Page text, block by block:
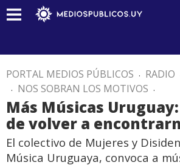
PORTAL MEDIOS PÚBLICOS . RADIO
. NOS SOBRAN LOS MOTIVOS .
Más Músicas
de volver a
El colectivo de Mujeres y
Música Uruguaya, convoca a